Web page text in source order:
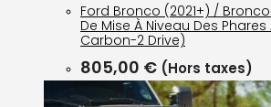
Ford Bronco (2021+) /
De Mise À Niveau Des
Carbon-2 Drive)
805,00 € (Hors taxes)